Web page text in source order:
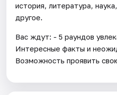
история, литература,
другое.
Вас ждут: - 5 раундов
Интересные факты и
Возможность проявить